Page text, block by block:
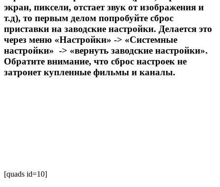
экран, пиксели, отстает звук от изображения и
т.д), то первым делом попробуйте сброс
приставки на заводские настройки. Делается это
через меню «Настройки» -> «Системные
настройки» -> «вернуть заводские настройки».
Обратите внимание, что сброс настроек не
затронет купленные фильмы и каналы.
[quads id=10]